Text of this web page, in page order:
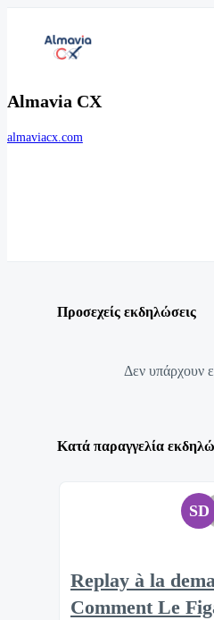
Almavia CX
almaviacx.com
Προσεχείς εκδηλώσεις
Δεν υπάρχουν
Κατά παραγγελία
SD
Replay à la
Comment Le